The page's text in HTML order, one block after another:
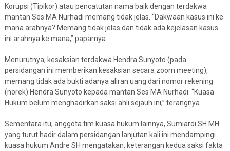
Korupsi (Tipikor) atau pencatutan nama baik dengan terdakwa
mantan Ses MA Nurhadi memang tidak jelas. “Dakwaan kasus ini ke
mana arahnya? Memang tidak jelas dan tidak ada kejelasan kasus
ini arahnya ke mana,” paparnya.
Menurutnya, kesaksian terdakwa Hendra Sunyoto (pada
persidangan ini memberikan kesaksian secara zoom meeting),
memang tidak ada bukti adanya aliran uang dari nomor rekening
(norek) Hendra Sunyoto kepada mantan Ses MA Nurhadi. “Kuasa
Hukum belum menghadirkan saksi ahli sejauh ini,” terangnya.
Sementara itu, anggota tim kuasa hukum lainnya, Sumiardi SH MH
yang turut hadir dalam persidangan lanjutan kali ini mendampingi
kuasa hukum Andre SH mengatakan, keterangan kedua saksi fakta